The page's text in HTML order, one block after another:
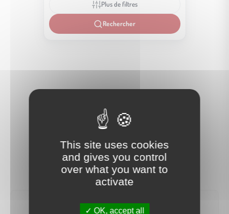
Plus de filtres
Rechercher
This site uses cookies
and gives you control
over what you want to
activate
OK, accept all